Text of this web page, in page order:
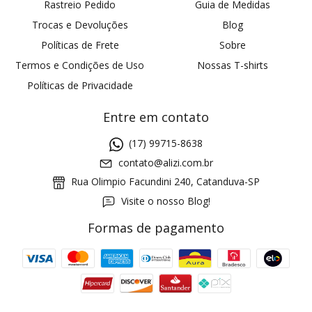
Rastreio Pedido
Trocas e Devoluções
Políticas de Frete
Termos e Condições de Uso
Políticas de Privacidade
Guia de Medidas
Blog
Sobre
Nossas T-shirts
Entre em contato
(17) 99715-8638
contato@alizi.com.br
Rua Olimpio Facundini 240, Catanduva-SP
Visite o nosso Blog!
Formas de pagamento
Cupom 1a compra: GANHE5